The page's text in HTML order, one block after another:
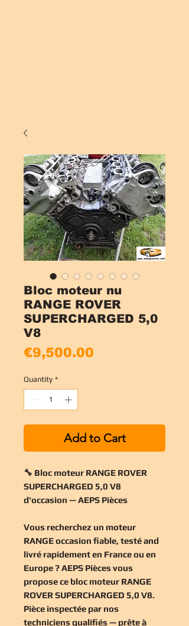
Bloc moteur nu
RANGE ROVER
SUPERCHARGED 5,0
V8
€9,500.00
Quantity *
Add to Cart
🔧 Bloc moteur RANGE ROVER
SUPERCHARGED 5,0 V8
d'occasion — AEPS Pièces
Vous recherchez un moteur
RANGE occasion fiable, testé and
livré rapidement en France ou en
Europe ? AEPS Pièces vous
propose ce bloc moteur RANGE
ROVER SUPERCHARGED 5,0 V8.
Pièce inspectée par nos
techniciens qualifiés — prête à